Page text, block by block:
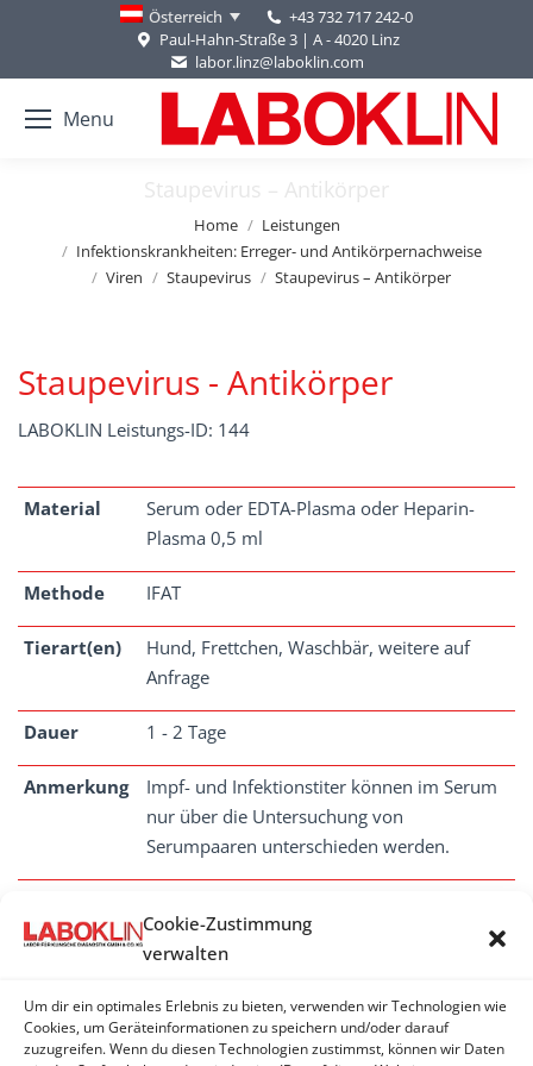
Cookie-Zustimmung
verwalten
Um dir ein optimales Erlebnis zu bieten, verwenden wir Technologien wie
Cookies, um Geräteinformationen zu speichern und/oder darauf
zuzugreifen. Wenn du diesen Technologien zustimmst, können wir Daten
Österreich
+43 732 717 242-0
Paul-Hahn-Straße 3 | A - 4020 Linz
labor.linz@laboklin.com
Menu
Staupevirus – Antikörper
Home
Leistungen
Infektionskrankheiten: Erreger- und Antikörpernachweise
Viren
Staupevirus Staupevirus – Antikörper
Staupevirus - Antikörper
LABOKLIN Leistungs-ID: 144
Material
Serum oder EDTA-Plasma oder Heparin-
Plasma 0,5 ml
Methode IFAT
Tierart(en)
Hund, Frettchen, Waschbär, weitere auf
Anfrage
Dauer 1 - 2 Tage
Anmerkung
Impf- und Infektionstiter können im Serum
nur über die Untersuchung von
Serumpaaren unterschieden werden.
Staupevirus - Antikörper